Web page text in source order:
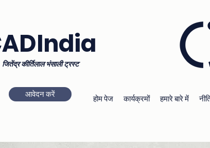
जितेंद्र कीर्तिलाल भंसाली ट्रस्ट
आवेदन करें होम पेज कार्यक्रमों हमारे बारे में